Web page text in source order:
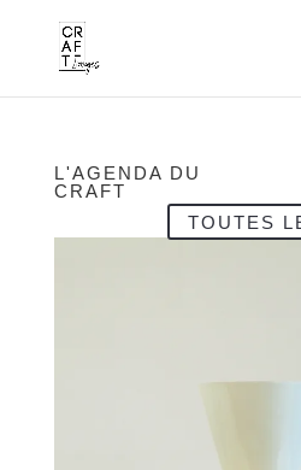
L'AGENDA DU
CRAFT
TOUTES